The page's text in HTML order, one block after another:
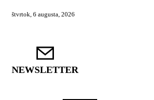
štvrtok, 6 augusta, 2026
NEWSLETTER